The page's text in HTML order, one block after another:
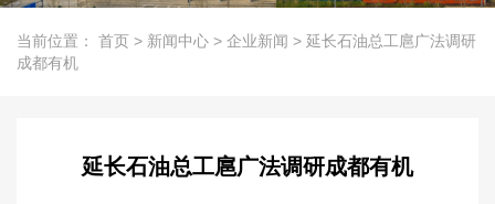
当前位置： 首页 > 新闻中心 > 企业新闻 > 延长石油总工扈广法调研
成都有机
延长石油总工扈广法调研成都有机